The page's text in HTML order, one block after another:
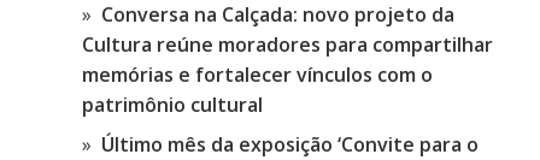
Conversa na Calçada: novo projeto da
Cultura reúne moradores para compartilhar
memórias e fortalecer vínculos com o
patrimônio cultural
Último mês da exposição ‘Convite para o